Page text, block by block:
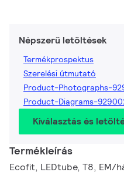
Népszerű letöltések
Termékprospektus
Szerelési útmutató
Product-Photographs-
Product-Diagrams-
Kiválasztás és
Termékleírás
Ecofit, LEDtube, T8, EM/